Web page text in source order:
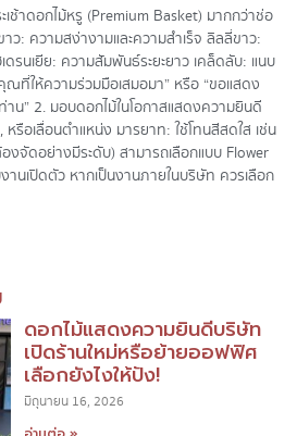
ช้าดอกไม้หรู (Premium Basket) มากกว่าช่อ
ว: ความสง่างามและความสำเร็จ ลิลลี่ขาว:
ดรนเยีย: ความสัมพันธ์ระยะยาว เคล็ดลับ: แนบ
ที่ให้ความร่วมมือเสมอมา” หรือ “ขอแสดง
น” 2. มอบดอกไม้ในโอกาสแสดงความยินดี
หรือเลื่อนตำแหน่ง มารยาท: ใช้โทนสีสดใส เช่น
จัดอย่างมีระดับ) สามารถเลือกแบบ Flower
นเปิดตัว หากเป็นงานภายในบริษัท ควรเลือก
ดอกไม้แสดงความยินดีบริษัท
เปิดร้านใหม่หรือย้ายออฟฟิศ
เลือกยังไงให้ปัง!
มิถุนายน 16, 2026